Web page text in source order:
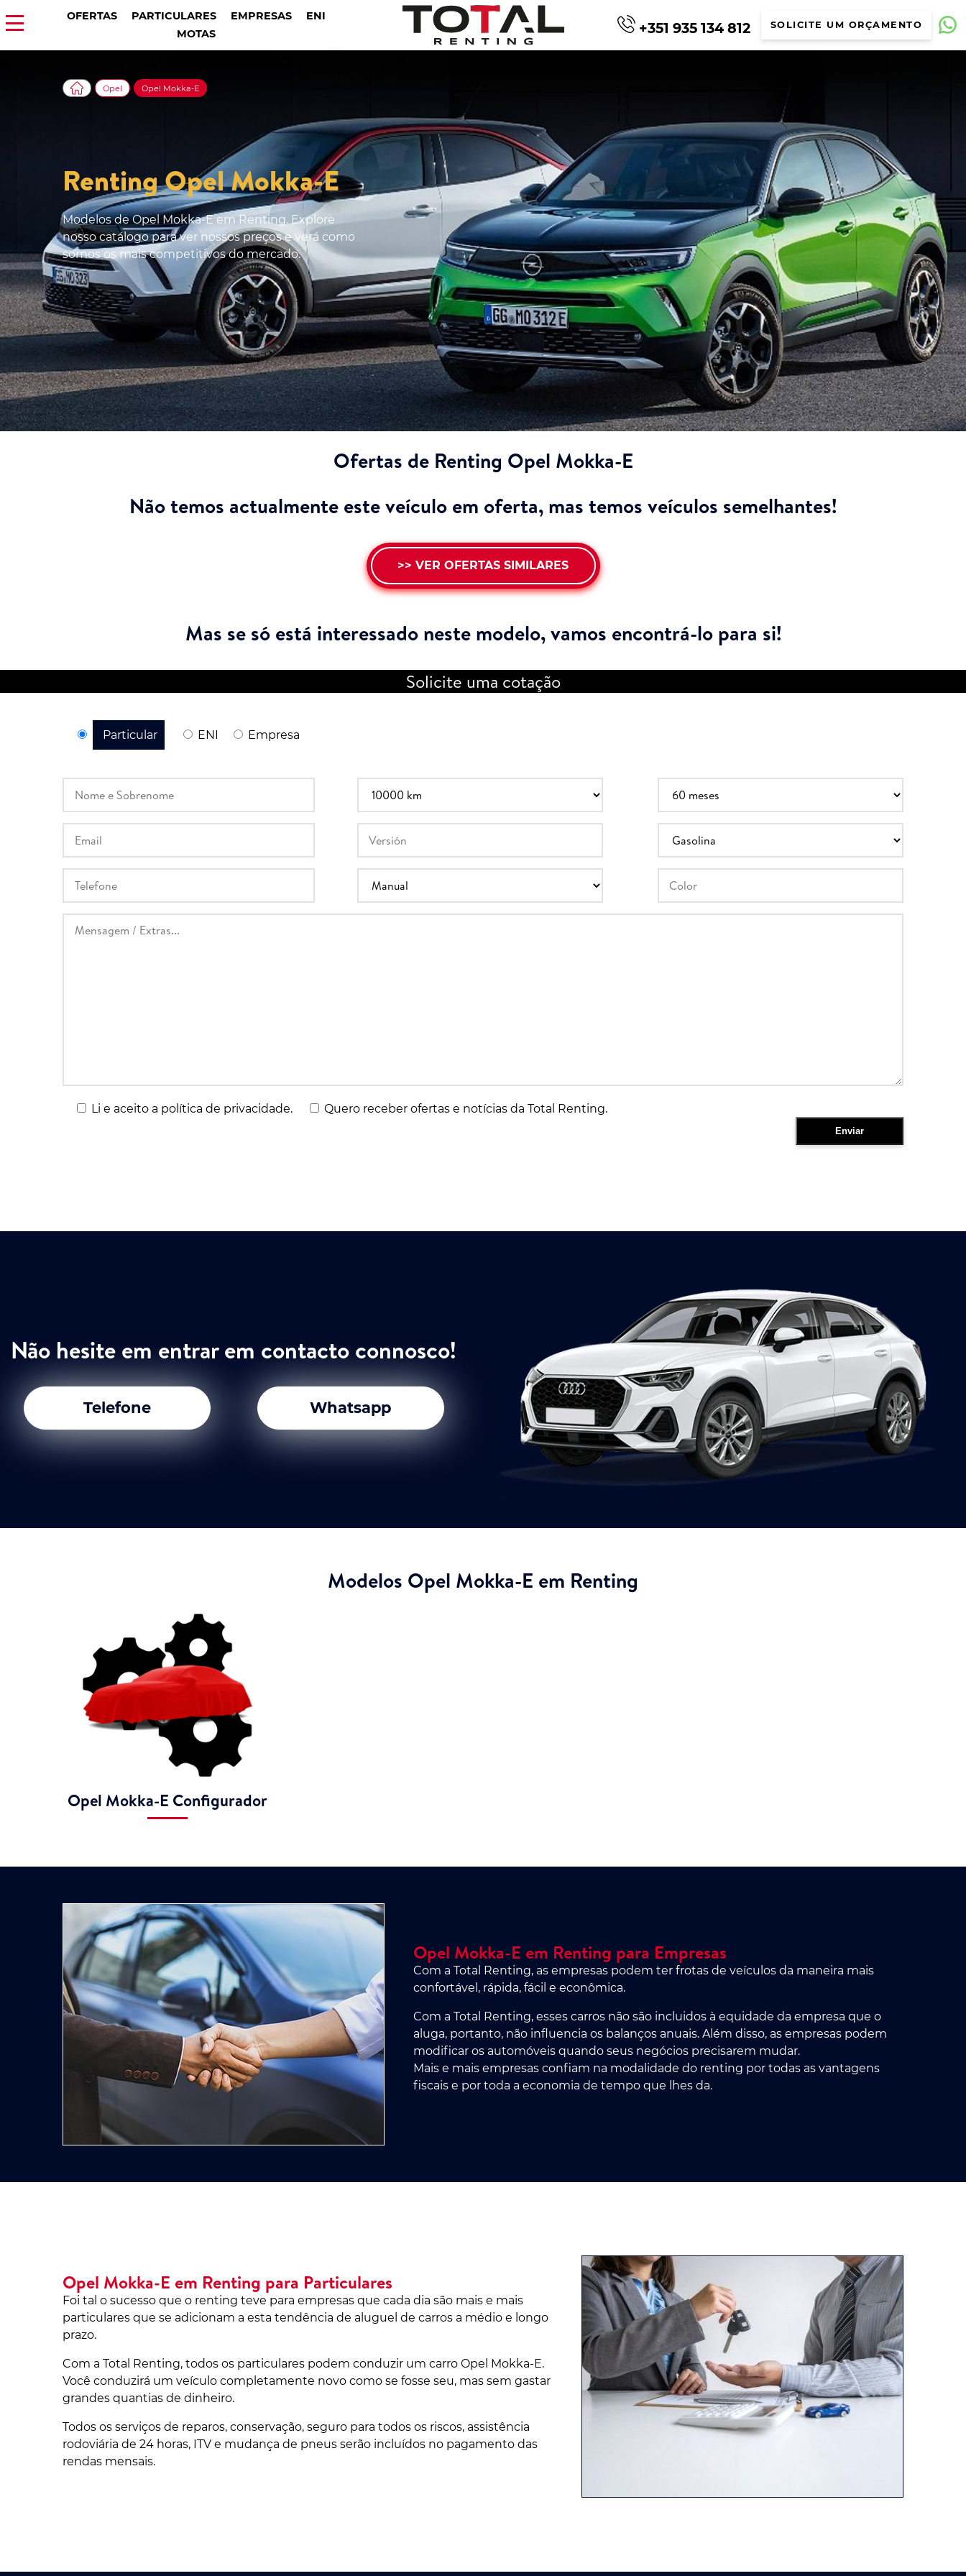
OFERTAS PARTICULARES EMPRESAS
ENI
MOTAS
+351 935 134 812 SOLICITE UM ORÇAMENTO
Renting Opel Mokka-E
Modelos de Opel Mokka-E em Renting. Explore
nosso catálogo para ver nossos preços e verá como
somos os mais competitivos do mercado.
Opel Opel Mokka-E
Ofertas de Renting Opel Mokka-E
Não temos actualmente este veículo em oferta, mas temos veículos semelhantes!
>> VER OFERTAS SIMILARES
Mas se só está interessado neste modelo,vamos encontrá-lo para si!
Solicite uma cotação
Particular ENI Empresa
Li e aceito a política de privacidade. Quero receber ofertas e notícias da Total Renting.
Não hesite em entrar em contacto connosco!
Telefone Whatsapp
Modelos Opel Mokka-E em Renting
Opel Mokka-E Configurador
Opel Mokka-E em Renting para Empresas
Com a Total Renting, as empresas podem ter frotas de veículos da maneira mais
confortável, rápida, fácil e econômica.
Com a Total Renting, esses carros não são incluidos à equidade da empresa que o
aluga, portanto, não influencia os balanços anuais. Além disso, as empresas podem
modificar os automóveis quando seus negócios precisarem mudar.
Mais e mais empresas confiam na modalidade do renting por todas as vantagens
fiscais e por toda a economia de tempo que lhes da.
Opel Mokka-E em Renting para Particulares
Foi tal o sucesso que o renting teve para empresas que cada dia são mais e mais
particulares que se adicionam a esta tendência de aluguel de carros a médio e longo
prazo.
Com a Total Renting, todos os particulares podem conduzir um carro Opel Mokka-E.
Você conduzirá um veículo completamente novo como se fosse seu, mas sem gastar
grandes quantias de dinheiro.
Todos os serviços de reparos, conservação, seguro para todos os riscos, assistência
rodoviária de 24 horas, ITV e mudança de pneus serão incluídos no pagamento das
rendas mensais.